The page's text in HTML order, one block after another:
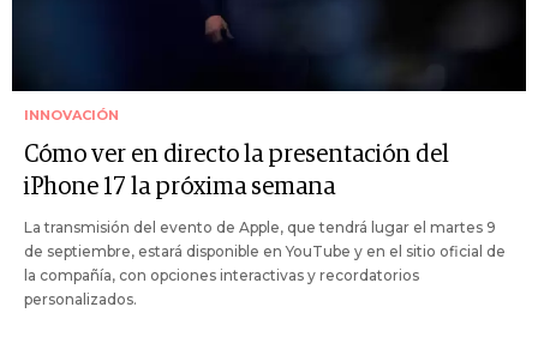
INNOVACIÓN
Cómo ver en directo la presentación del
iPhone 17 la próxima semana
La transmisión del evento de Apple, que tendrá lugar el martes 9
de septiembre, estará disponible en YouTube y en el sitio oficial de
la compañía, con opciones interactivas y recordatorios
personalizados.